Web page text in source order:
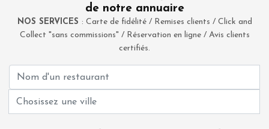
de notre annuaire
NOS SERVICES : Carte de fidélité / Remises clients / Click and
Collect "sans commissions" / Réservation en ligne / Avis clients
certifiés.